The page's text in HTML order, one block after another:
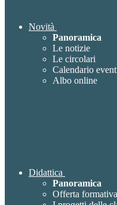
Novità
Panoramica
Le notizie
Le circolari
Calendario
Albo online
Didattica
Panoramica
Offerta formativa